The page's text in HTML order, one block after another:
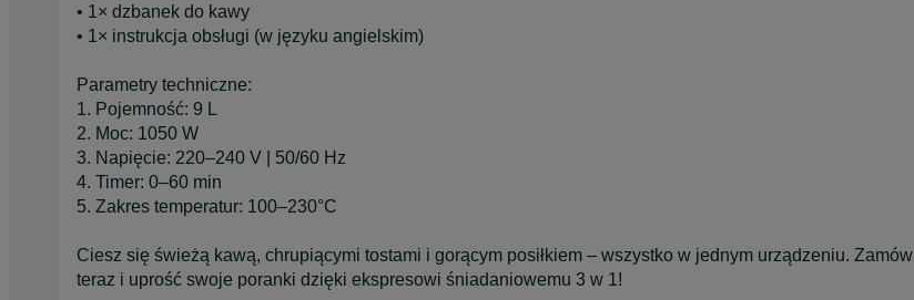
• 1× dzbanek do kawy
• 1× instrukcja obsługi (w języku angielskim)
Parametry techniczne:
1. Pojemność: 9 L
2. Moc: 1050 W
3. Napięcie: 220–240 V | 50/60 Hz
4. Timer: 0–60 min
5. Zakres temperatur: 100–230°C
Ciesz się świeżą kawą, chrupiącymi tostami i gorącym posiłkiem – wszystko w jednym urządzeniu. Zamów
teraz i uprość swoje poranki dzięki ekspresowi śniadaniowemu 3 w 1!